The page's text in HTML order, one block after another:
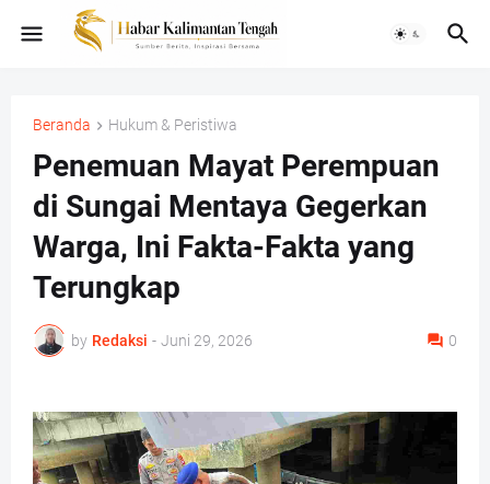
Beranda Hukum & Peristiwa
Penemuan Mayat Perempuan
di Sungai Mentaya Gegerkan
Warga, Ini Fakta-Fakta yang
Terungkap
by Redaksi - Juni 29, 2026 0